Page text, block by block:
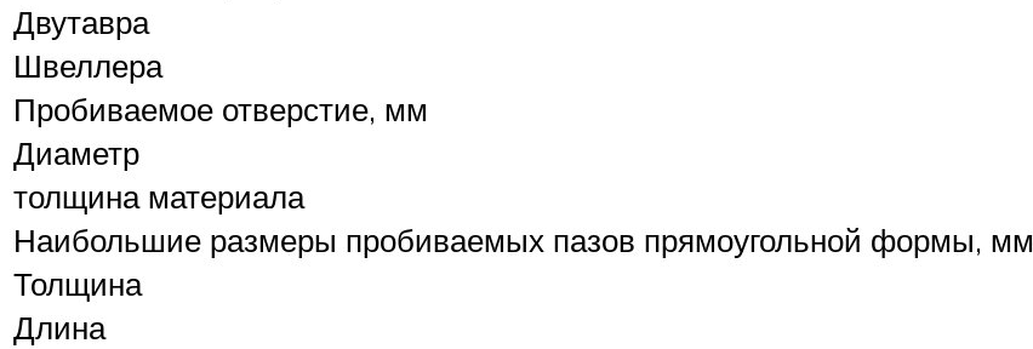
Двутавра
Швеллера
Пробиваемое отверстие, мм
Диаметр
толщина материала
Наибольшие размеры пробиваемых пазов прямоугольной формы, мм
Толщина
Длина